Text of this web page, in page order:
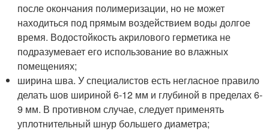
после окончания полимеризации, но не может
находиться под прямым воздействием воды долгое
время. Водостойкость акрилового герметика не
подразумевает его использование во влажных
помещениях;
ширина шва. У специалистов есть негласное правило
делать шов шириной 6-12 мм и глубиной в пределах 6-
9 мм. В противном случае, следует применять
уплотнительный шнур большего диаметра;